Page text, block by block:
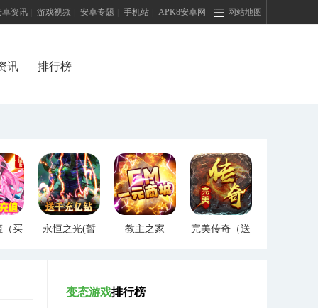
网站地图
卓资讯 游戏视频 安卓专题 手机站 APK8安卓网
讯 排行榜
（买
永恒之光(暂
教主之家
完美传奇（送
变态游戏排行榜